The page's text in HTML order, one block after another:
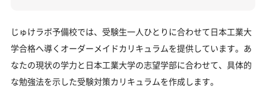
受験勉強を始めるのが遅くても日本工業大学に合格
大学受験対策いつから始める？学年・時期別の勉強
のポイント
じゅけラボ予備校では、受験生一人ひとりに合わせて日本工業大
学合格へ導くオーダーメイドカリキュラムを提供しています。あ
なたの現状の学力と日本工業大学の志望学部に合わせて、具体的
な勉強法を示した受験対策カリキュラムを作成します。